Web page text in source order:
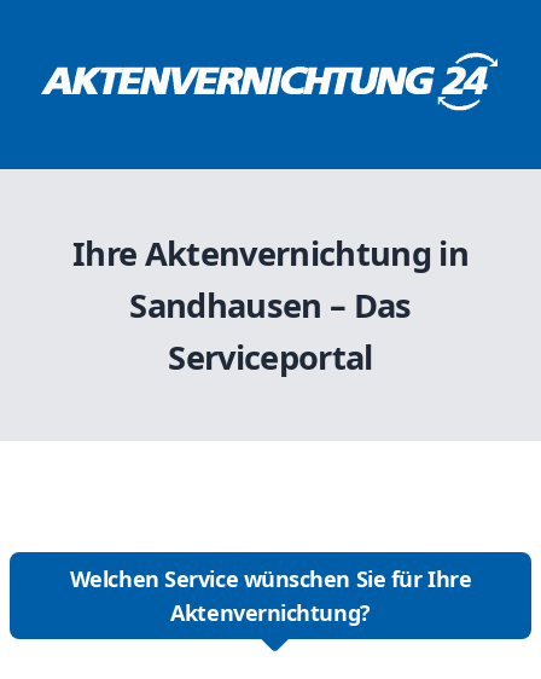
Ihre Aktenvernichtung in
Sandhausen – Das
Serviceportal
Welchen Service wünschen Sie für Ihre
Aktenvernichtung?